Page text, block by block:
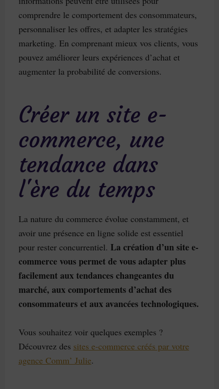
comprendre le comportement des consommateurs,
personnaliser les offres, et adapter les stratégies
marketing. En comprenant mieux vos clients, vous
pouvez améliorer leurs expériences d’achat et
augmenter la probabilité de conversions.
Créer un site e-
commerce, une
tendance dans
l'ère du temps
La nature du commerce évolue constamment, et
avoir une présence en ligne solide est essentiel
pour rester concurrentiel. La création d’un site e-
commerce vous permet de vous adapter plus
facilement aux tendances changeantes du
marché, aux comportements d’achat des
consommateurs et aux avancées technologiques.
Vous souhaitez voir quelques exemples ?
Découvrez des sites e-commerce créés par votre
agence Comm’ Julie.